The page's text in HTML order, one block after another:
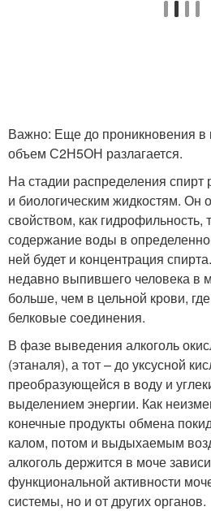
Важно: Еще до проникновения в
объем С2Н5ОН разлагается.
На стадии распределения спирт
и биологическим жидкостям. Он
свойством, как гидрофильность,
содержание воды в
ней будет и концентрация
недавно выпившего человека в
больше, чем в цельной крови,
белковые соединения.
В фазе выведения алкоголь
(этаналя), а тот – до уксусной
преобразующейся в воду и
выделением энергии. Как
конечные продукты обмена
калом, потом и выдыхаемым
алкоголь держится в моче
функциональной активности
системы, но и от других органов.